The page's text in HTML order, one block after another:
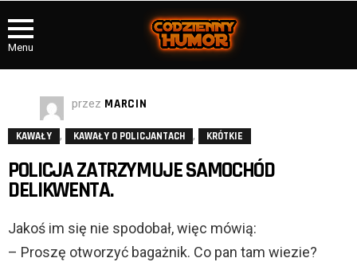
Menu
przez MARCIN
KAWAŁY , KAWAŁY O POLICJANTACH , KRÓTKIE
POLICJA ZATRZYMUJE SAMOCHÓD
DELIKWENTA.
Jakoś im się nie spodobał, więc mówią:
– Proszę otworzyć bagażnik. Co pan tam wiezie?